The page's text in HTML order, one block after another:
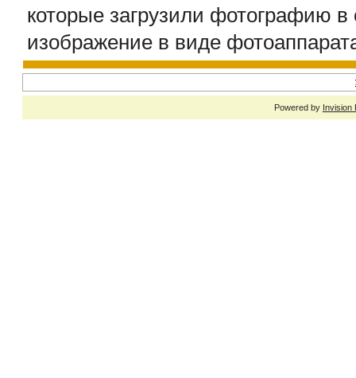
которые загрузили фотографию
изображение в виде
Powered by Invision